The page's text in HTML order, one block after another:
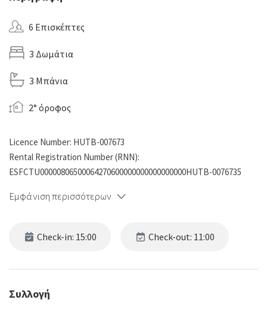
6 Επισκέπτες
3 Δωμάτια
3 Μπάνια
2° όροφος
Licence Number: HUTB-007673
Rental Registration Number (RNN):
ESFCTU00000806500064270600000000000000000HUTB-0076735
Εμφάνιση περισσότερων
Check-in: 15:00 Check-out: 11:00
Συλλογή